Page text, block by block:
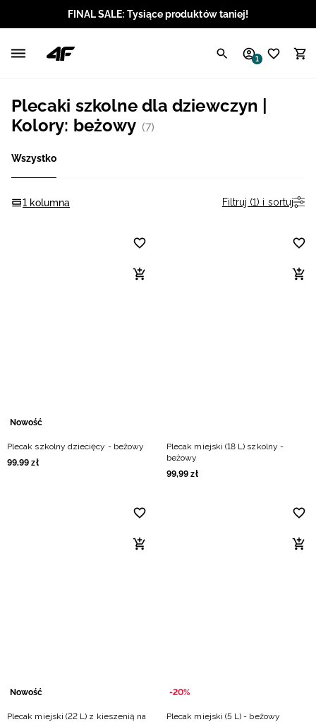
FINAL SALE: Tysiące produktów taniej!
1
Plecaki szkolne dla dziewczyn |
Kolory: beżowy (7)
Wszystko
1 kolumna Filtruj (1) i sortuj
Nowość
Plecak szkolny dziecięcy - beżowy
99,99 zł
Plecak miejski (18 L) szkolny -
beżowy
99,99 zł
Nowość
Plecak miejski (22 L) z kieszenią na
-20%
Plecak miejski (5 L) - beżowy
Angielski / USD